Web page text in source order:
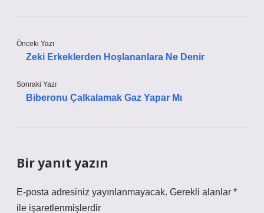
Önceki Yazı
Zeki Erkeklerden Hoşlananlara Ne Denir
Sonraki Yazı
Biberonu Çalkalamak Gaz Yapar Mı
Bir yanıt yazın
E-posta adresiniz yayınlanmayacak. Gerekli alanlar *
ile işaretlenmişlerdir